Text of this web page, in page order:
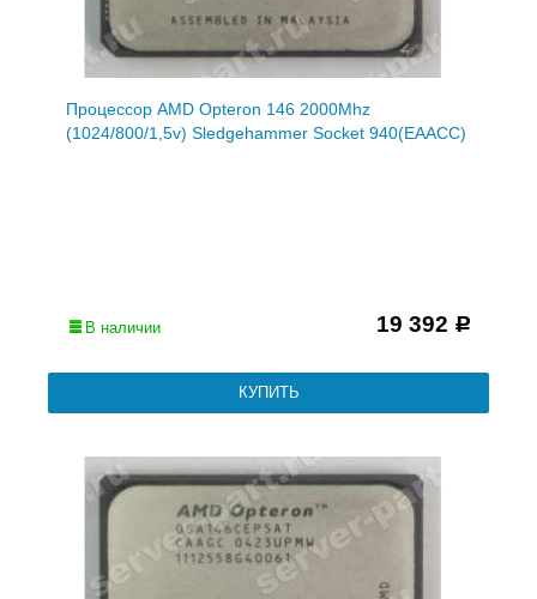
Процессор AMD Opteron 146 2000Mhz
(1024/800/1,5v) Sledgehammer Socket 940(EAACC)
В наличии 19 392 Р